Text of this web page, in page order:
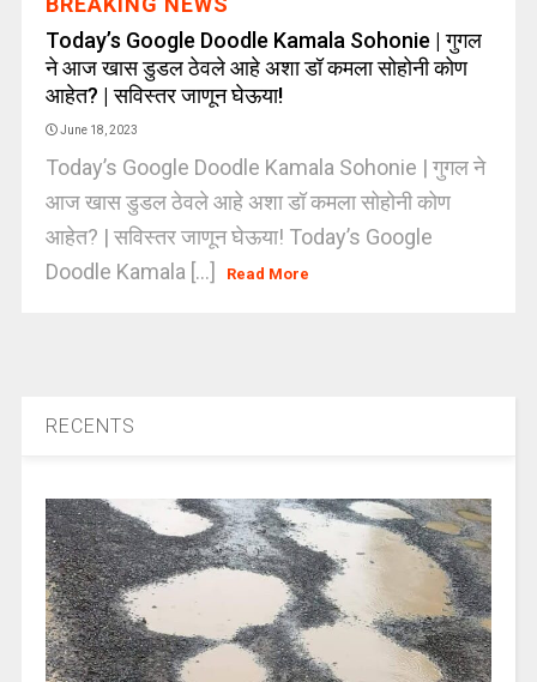
Today’s Google Doodle Kamala Sohonie | गुगल
ने आज खास डुडल ठेवले आहे अशा डॉ कमला सोहोनी कोण
आहेत? | सविस्तर जाणून घेऊया!
June 18, 2023
Today’s Google Doodle Kamala Sohonie | गुगल ने
आज खास डुडल ठेवले आहे अशा डॉ कमला सोहोनी कोण
आहेत? | सविस्तर जाणून घेऊया! Today’s Google
Doodle Kamala [...]
Read More
RECENTS